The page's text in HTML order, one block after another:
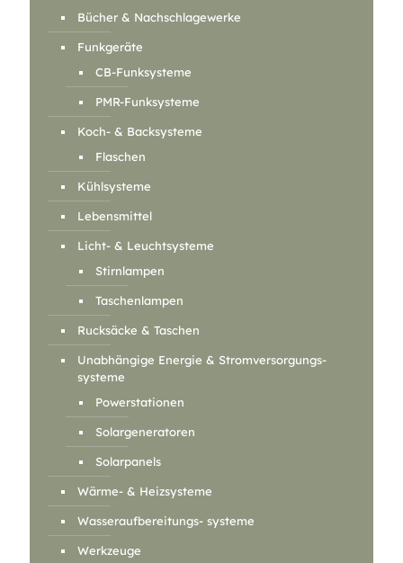
Bücher & Nachschlagewerke
Funkgeräte
CB-Funksysteme
PMR-Funksysteme
Koch- & Backsysteme
Flaschen
Kühlsysteme
Lebensmittel
Licht- & Leuchtsysteme
Stirnlampen
Taschenlampen
Rucksäcke & Taschen
Unabhängige Energie & Stromversorgungs-
systeme
Powerstationen
Solargeneratoren
Solarpanels
Wärme- & Heizsysteme
Wasseraufbereitungs- systeme
Werkzeuge